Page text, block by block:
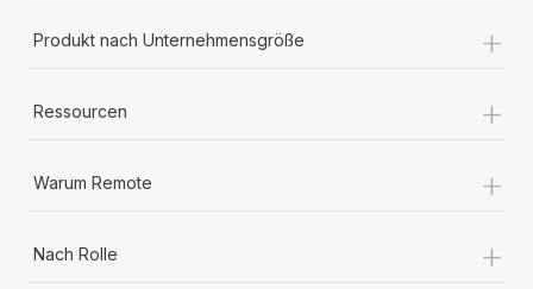
Produkt nach Unternehmensgröße +
Ressourcen +
Warum Remote +
Nach Rolle +